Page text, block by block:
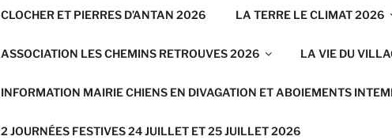
CLOCHER ET PIERRES D’ANTAN 2026 LA TERRE LE CLIMAT 2026
ASSOCIATION LES CHEMINS RETROUVES 2026 LA VIE DU
INFORMATION MAIRIE CHIENS EN DIVAGATION ET ABOIEMENTS
2 JOURNÉES FESTIVES 24 JUILLET ET 25 JUILLET 2026